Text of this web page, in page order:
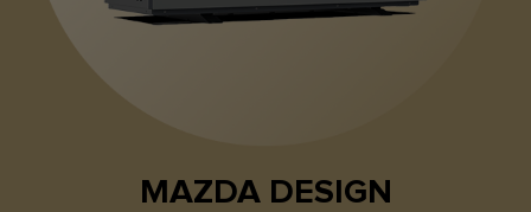
MAZDA DESIGN